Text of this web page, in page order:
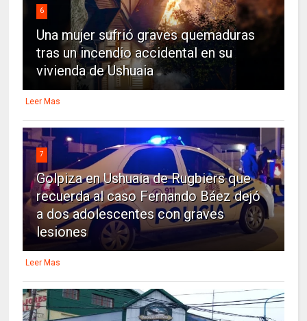
6
Una mujer sufrió graves quemaduras
tras un incendio accidental en su
vivienda de Ushuaia
Leer Mas
7
Golpiza en Ushuaia de Rugbiers que
recuerda al caso Fernando Báez dejó
a dos adolescentes con graves
lesiones
Leer Mas